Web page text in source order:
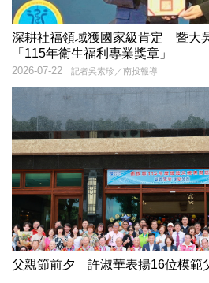
深耕社福領域獲國家級肯定 暨大
「115年衛生福利專業獎章」
記者吳素珍／南投報導
2026-07-22
父親節前夕 許淑華表揚16位模範